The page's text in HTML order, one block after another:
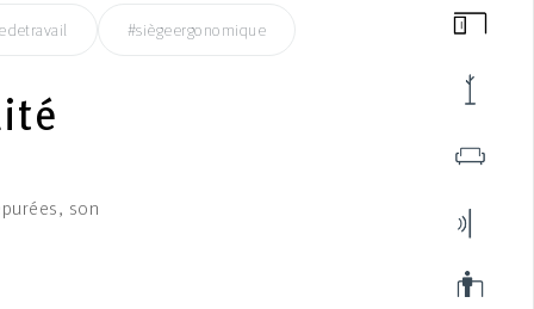
#siègeergonomique
son